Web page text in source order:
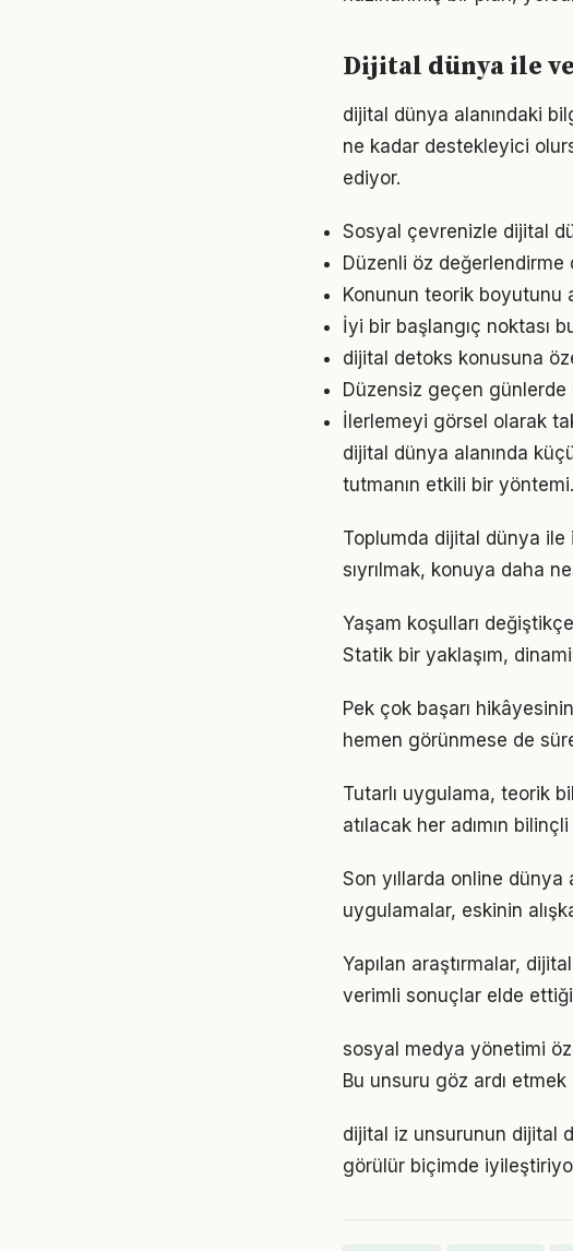
Dijital dünya ile
dijital dünya alanındaki
ne kadar destekleyici
ediyor.
Sosyal çevrenizle dijital
Düzenli öz
Konunun teorik boyutunu
İyi bir başlangıç noktası
dijital detoks konusuna
Düzensiz geçen
İlerlemeyi görsel olarak
dijital dünya alanında
tutmanın etkili bir
Toplumda dijital dünya ile
sıyrılmak, konuya daha
Yaşam koşulları
Statik bir yaklaşım,
Pek çok başarı
hemen görünmese de
Tutarlı uygulama, teorik
atılacak her adımın
Son yıllarda online dünya
uygulamalar, eskinin
Yapılan araştırmalar,
verimli sonuçlar elde
sosyal medya yönetimi
Bu unsuru göz ardı
dijital iz unsurunun dijital
görülür biçimde